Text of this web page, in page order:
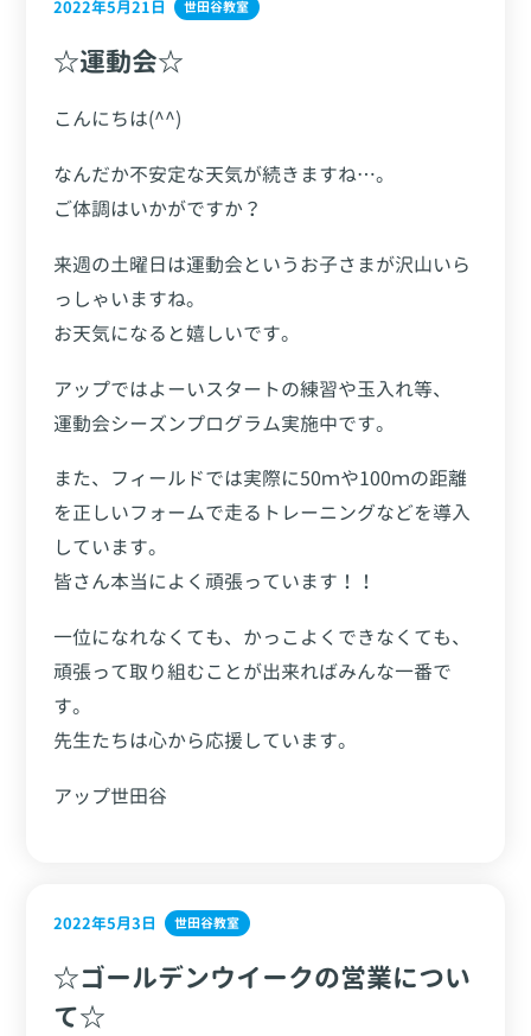
2022年5月21日 世田谷教室
☆運動会☆
こんにちは(^^)
なんだか不安定な天気が続きますね…。
ご体調はいかがですか？
来週の土曜日は運動会というお子さまが沢山いら
っしゃいますね。
お天気になると嬉しいです。
アップではよーいスタートの練習や玉入れ等、
運動会シーズンプログラム実施中です。
また、フィールドでは実際に50ｍや100ｍの距離
を正しいフォームで走るトレーニングなどを導入
しています。
皆さん本当によく頑張っています！！
一位になれなくても、かっこよくできなくても、
頑張って取り組むことが出来ればみんな一番で
す。
先生たちは心から応援しています。
アップ世田谷
2022年5月3日 世田谷教室
☆ゴールデンウイークの営業につい
て☆